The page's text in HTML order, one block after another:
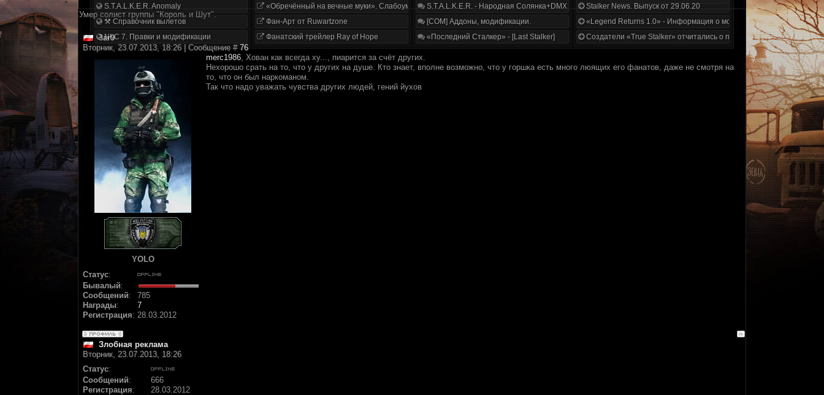
S.T.A.L.K.E.R. Anomaly
⚒ Справочник вылетов
NLC 7. Правки и модификации
«Обречённый на вечные муки». Слабоумие и отвага
Фан-Арт от Ruwartzone
Фанатский трейлер Ray of Hope
S.T.A.L.K.E.R. - Народная Солянка+DMX 1.3.5.ООП.МА.К.
[COM] Аддоны, модификации.
«Последний Сталкер» - [Last Stalker]
Stalker News. Выпуск от 29.06.20
«Legend Returns 1.0» - Информация о моде за июнь 2020
Создатели «True Stalker» отчитались о проделанной работе
Умер солист группы "Король и Шут".
3ar9
Вторник, 23.07.2013, 18:26 | Сообщение #76
YOLO
Статус:
Бывалый:
Сообщений:
785
Награды:
7
Регистрация: 28.03.2012
merc1986, Хован как всегда ху..., пиарится за счёт других.
Нехорошо срать на то, что у других на душе. Кто знает, вполне возможно, что у горшка есть много люящих его фанатов, даже не смотря на
то, что он был наркоманом.
Так что надо уважать чувства других людей, гений йухов
Злобная реклама
Вторник, 23.07.2013, 18:26
Статус:
Сообщений:
666
Регистрация: 28.03.2012